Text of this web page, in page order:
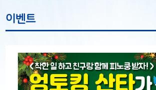
이벤트